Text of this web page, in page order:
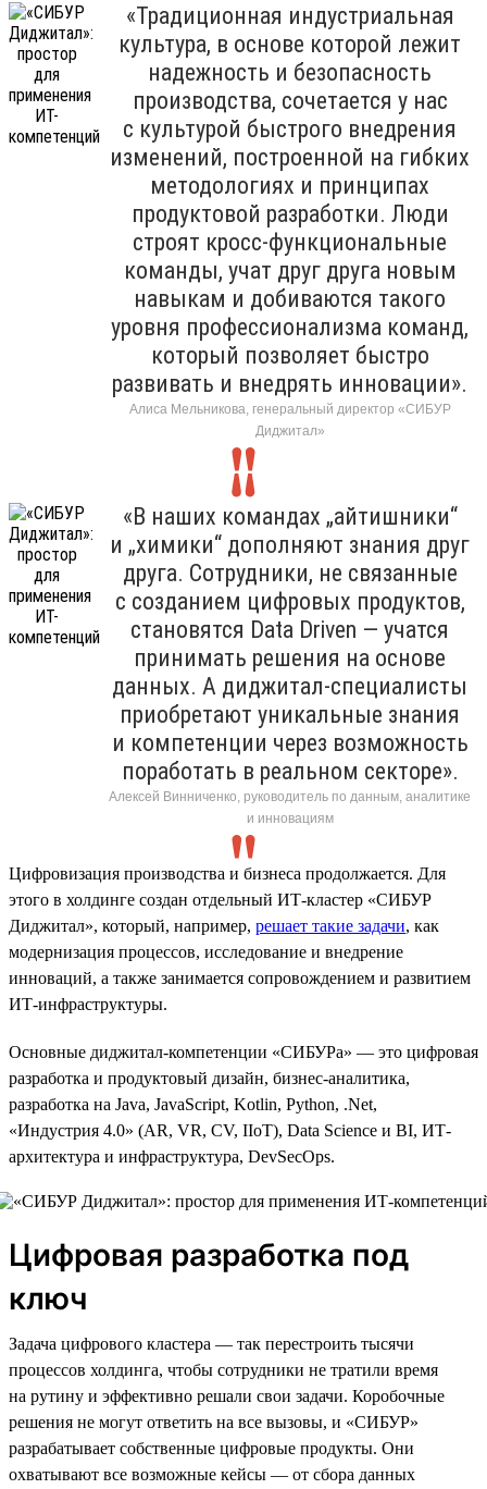
«Традиционная индустриальная
культура, в основе которой лежит
надежность и безопасность
производства, сочетается у нас
с культурой быстрого внедрения
изменений, построенной на гибких
методологиях и принципах
продуктовой разработки. Люди
строят кросс-функциональные
команды, учат друг друга новым
навыкам и добиваются такого
уровня профессионализма команд,
который позволяет быстро
развивать и внедрять инновации».
Алиса Мельникова, генеральный директор «СИБУР
Диджитал»
«В наших командах „айтишники“
и „химики“ дополняют знания друг
друга. Сотрудники, не связанные
с созданием цифровых продуктов,
становятся Data Driven — учатся
принимать решения на основе
данных. А диджитал-специалисты
приобретают уникальные знания
и компетенции через возможность
поработать в реальном секторе».
Алексей Винниченко, руководитель по данным, аналитике
и инновациям
Цифровизация производства и бизнеса продолжается. Для
этого в холдинге создан отдельный ИТ-кластер «СИБУР
Диджитал», который, например, решает такие задачи, как
модернизация процессов, исследование и внедрение
инноваций, а также занимается сопровождением и развитием
ИТ-инфраструктуры.
Основные диджитал-компетенции «СИБУРа» — это цифровая
разработка и продуктовый дизайн, бизнес-аналитика,
разработка на Java, JavaScript, Kotlin, Python, .Net,
«Индустрия 4.0» (AR, VR, CV, IIoT), Data Science и BI, ИТ-
архитектура и инфраструктура, DevSecOps.
Цифровая разработка под
ключ
Задача цифрового кластера — так перестроить тысячи
процессов холдинга, чтобы сотрудники не тратили время
на рутину и эффективно решали свои задачи. Коробочные
решения не могут ответить на все вызовы, и «СИБУР»
разрабатывает собственные цифровые продукты. Они
охватывают все возможные кейсы — от сбора данных